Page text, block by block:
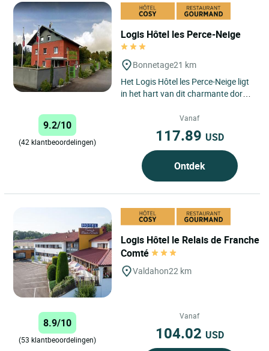
Logis Hôtel les Perce-Neige
Bonnetage21 km
Het Logis Hôtel les Perce-Neige ligt
in het hart van dit charmante dorpje
aangename omgeving voor...
9.2/10
(42 klantbeoordelingen)
Vanaf
117.89 USD
Ontdek
Logis Hôtel le Relais de Franche
Comté
Valdahon22 km
8.9/10
(53 klantbeoordelingen)
Vanaf
104.02 USD